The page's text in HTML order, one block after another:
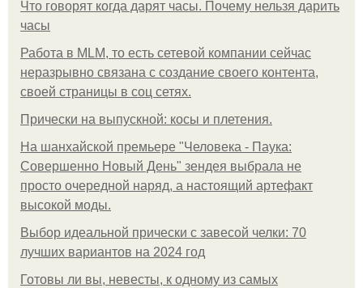
Что говорят когда дарят часы. Почему нельзя дарить
часы
Работа в MLM, то есть сетевой компании сейчас
неразрывно связана с создание своего контента,
своей страницы в соц сетях.
Прически на выпускной: косы и плетения.
На шанхайской премьере "Человека - Паука:
Совершенно Новый День" зендея выбрала не
просто очередной наряд, а настоящий артефакт
высокой моды.
Выбор идеальной прически с завесой челки: 70
лучших вариантов на 2024 год
Готовы ли вы, невесты, к одному из самых